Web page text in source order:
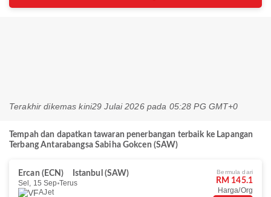
Terakhir dikemas kini29 Julai 2026 pada 05:28 PG GMT+0
Tempah dan dapatkan tawaran penerbangan terbaik ke Lapangan
Terbang Antarabangsa Sabiha Gokcen (SAW)
Ercan (ECN)
Istanbul (SAW)
Sel, 15 Sep Terus
AJet
Bermula dari
RM 145.1
Harga/Org